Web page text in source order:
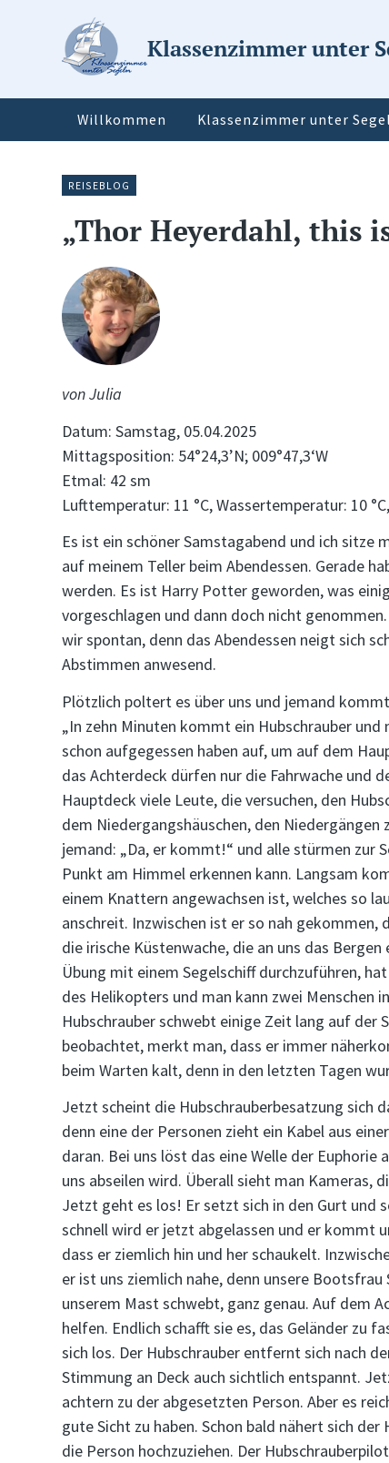
Klassenzimmer unter
Willkommen Klassenzimmer unter
REISEBLOG
„Thor Heyerdahl, this
von Julia
Datum: Samstag, 05.04.2025
Mittagsposition: 54°24,3’N; 009°47,3‘W
Etmal: 42 sm
Lufttemperatur: 11 °C, Wassertemperatur: 10
Es ist ein schöner Samstagabend und ich
auf meinem Teller beim Abendessen. Gerade
werden. Es ist Harry Potter geworden, was
vorgeschlagen und dann doch nicht
wir spontan, denn das Abendessen neigt sich
Abstimmen anwesend.
Plötzlich poltert es über uns und jemand
„In zehn Minuten kommt ein Hubschrauber
schon aufgegessen haben auf, um auf dem
das Achterdeck dürfen nur die Fahrwache und
Hauptdeck viele Leute, die versuchen, den
dem Niedergangshäuschen, den
jemand: „Da, er kommt!“ und alle stürmen zur
Punkt am Himmel erkennen kann. Langsam
einem Knattern angewachsen ist, welches so
anschreit. Inzwischen ist er so nah gekommen,
die irische Küstenwache, die an uns das
Übung mit einem Segelschiff durchzuführen,
des Helikopters und man kann zwei Menschen
Hubschrauber schwebt einige Zeit lang auf der
beobachtet, merkt man, dass er immer
beim Warten kalt, denn in den letzten Tagen
Jetzt scheint die Hubschrauberbesatzung sich
denn eine der Personen zieht ein Kabel aus
daran. Bei uns löst das eine Welle der
uns abseilen wird. Überall sieht man Kameras,
Jetzt geht es los! Er setzt sich in den Gurt und
schnell wird er jetzt abgelassen und er kommt
dass er ziemlich hin und her schaukelt.
er ist uns ziemlich nahe, denn unsere
unserem Mast schwebt, ganz genau. Auf dem
helfen. Endlich schafft sie es, das Geländer zu
sich los. Der Hubschrauber entfernt sich nach
Stimmung an Deck auch sichtlich entspannt.
achtern zu der abgesetzten Person. Aber es
gute Sicht zu haben. Schon bald nähert sich
die Person hochzuziehen. Der